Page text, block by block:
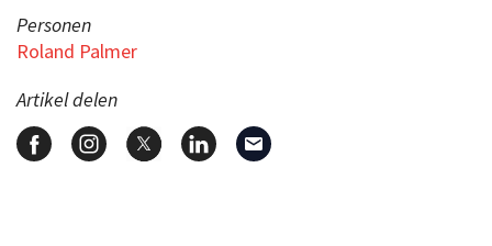
Personen
Roland Palmer
Artikel delen